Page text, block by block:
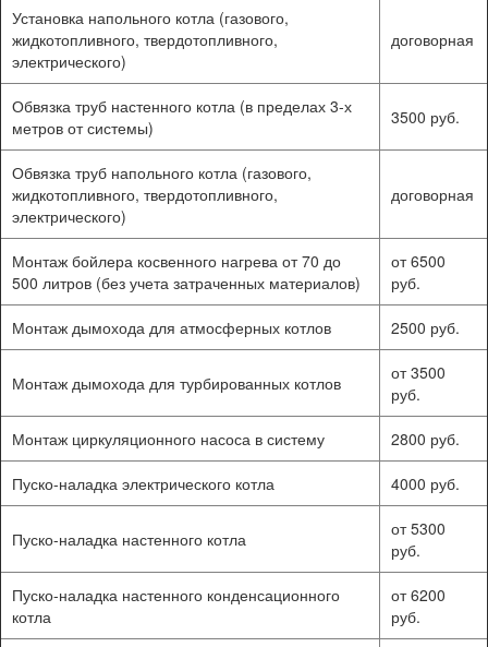
Установка напольного котла (газового,
жидкотопливного, твердотопливного,
электрического)
договорная
Обвязка труб настенного котла (в пределах 3-х
метров от системы)
3500 руб.
Обвязка труб напольного котла (газового,
жидкотопливного, твердотопливного,
электрического)
договорная
Монтаж бойлера косвенного нагрева от 70 до
500 литров (без учета затраченных материалов)
от 6500
руб.
Монтаж дымохода для атмосферных котлов 2500 руб.
Монтаж дымохода для турбированных котлов
от 3500
руб.
Монтаж циркуляционного насоса в систему 2800 руб.
Пуско-наладка электрического котла 4000 руб.
Пуско-наладка настенного котла
от 5300
руб.
Пуско-наладка настенного конденсационного
котла
от 6200
руб.